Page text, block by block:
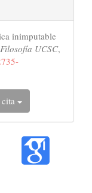
inimputable
UCSC,